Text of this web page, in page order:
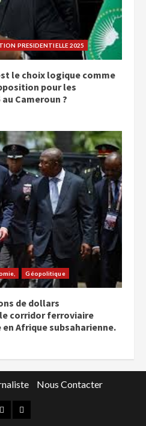
PRESIDENTIELLE 2025
le choix logique comme
pour les
Cameroun ?
Géopolitique
de dollars
corridor ferroviaire
Afrique subsaharienne.
Nous Contacter